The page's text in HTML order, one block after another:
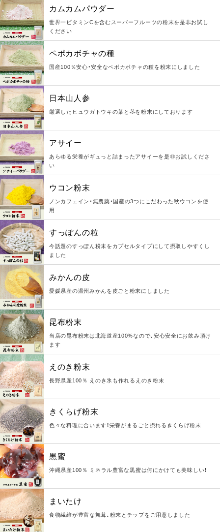
カムカムパウダー
世界一ビタミンCを含むスーパーフルーツの粉末を是非お試し
ください
ペポカボチャの種
国産100％安心・安全なペポカボチャの種を粉末にしました
日本山人参
厳選したヒュウガトウキの葉と茎を粉末にしております
アサイー
あらゆる栄養がギュっと詰まったアサイーを是非お試しくださ
い
ウコン粉末
ノンカフェイン・無農薬・国産の3つにこだわった秋ウコンを使
用
すっぽんの粒
今話題のすっぽん粉末をカプセルタイプにして摂取しやすくし
ました
みかんの皮
愛媛県産の温州みかんを皮ごと粉末にしました
昆布粉末
当店の昆布粉末は北海道産100%なので、安心安全にお飲み頂け
ます
えのき粉末
長野県産100％ えのき氷も作れるえのき粉末
きくらげ粉末
色々な料理に合います！栄養がまるごと摂れるきくらげ粉末
黒蜜
沖縄県産100％ ミネラル豊富な黒蜜は何にかけても美味しい！
まいたけ
食物繊維が豊富な舞茸、粉末とチップをご用意しました